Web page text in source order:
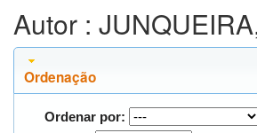
Autor :
Ordenação
Ordenar por: